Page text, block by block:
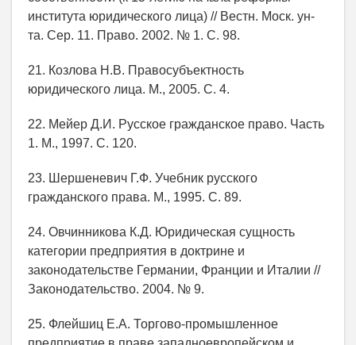
института юридического лица) // Вестн. Моск. ун-
та. Сер. 11. Право. 2002. № 1. С. 98.
21. Козлова Н.В. Правосубъектность
юридического лица. М., 2005. С. 4.
22. Мейер Д.И. Русское гражданское право. Часть
1. М., 1997. С. 120.
23. Шершеневич Г.Ф. Учебник русского
гражданского права. М., 1995. С. 89.
24. Овчинникова К.Д. Юридическая сущность
категории предприятия в доктрине и
законодательстве Германии, Франции и Италии //
Законодательство. 2004. № 9.
25. Флейшиц Е.А. Торгово-промышленное